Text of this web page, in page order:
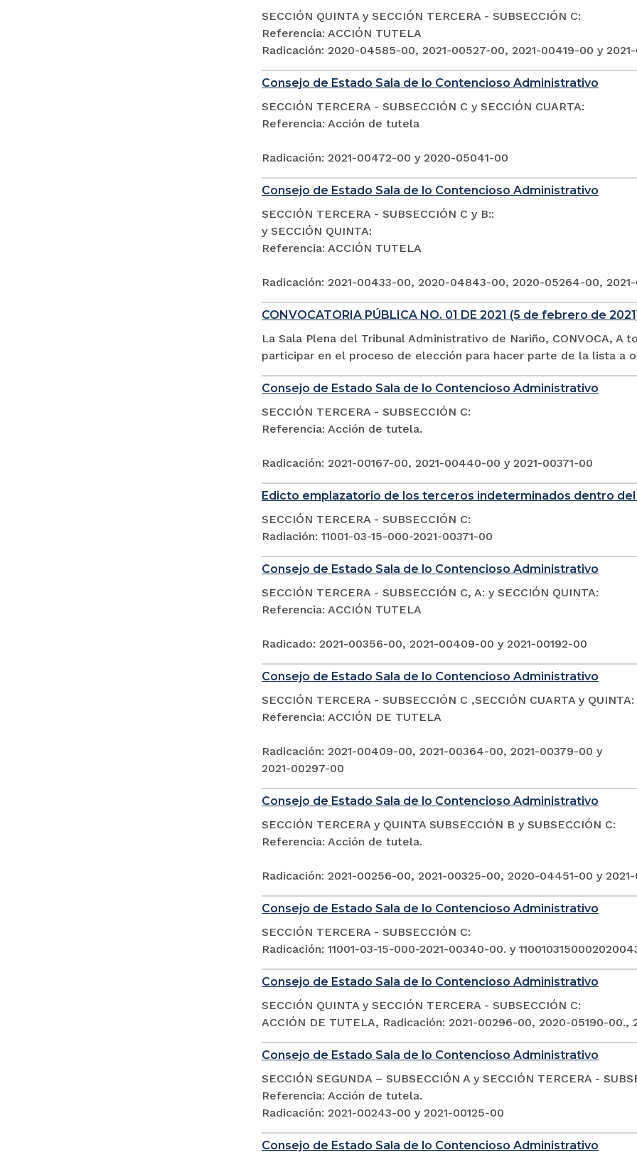
SECCIÓN QUINTA y SECCIÓN TERCERA - SUBSECCIÓN C:
Referencia: ACCIÓN TUTELA
Radicación: 2020-04585-00, 2021-00527-00, 2021-00419-00 y
Consejo de Estado Sala de lo Contencioso Administrativo
SECCIÓN TERCERA - SUBSECCIÓN C y SECCIÓN CUARTA:
Referencia: Acción de tutela
Radicación: 2021-00472-00 y 2020-05041-00
Consejo de Estado Sala de lo Contencioso Administrativo
SECCIÓN TERCERA - SUBSECCIÓN C y B::
y SECCIÓN QUINTA:
Referencia: ACCIÓN TUTELA
Radicación: 2021-00433-00, 2020-04843-00, 2020-05264-00,
CONVOCATORIA PÚBLICA NO. 01 DE 2021 (5 de febrero de
La Sala Plena del Tribunal Administrativo de Nariño, CONVOCA, A
participar en el proceso de elección para hacer parte de la lista a
Consejo de Estado Sala de lo Contencioso Administrativo
SECCIÓN TERCERA - SUBSECCIÓN C:
Referencia: Acción de tutela.
Radicación: 2021-00167-00, 2021-00440-00 y 2021-00371-00
Edicto emplazatorio de los terceros indeterminados dentro
SECCIÓN TERCERA - SUBSECCIÓN C:
Radiación: 11001-03-15-000-2021-00371-00
Consejo de Estado Sala de lo Contencioso Administrativo
SECCIÓN TERCERA - SUBSECCIÓN C, A: y SECCIÓN QUINTA:
Referencia: ACCIÓN TUTELA
Radicado: 2021-00356-00, 2021-00409-00 y 2021-00192-00
Consejo de Estado Sala de lo Contencioso Administrativo
SECCIÓN TERCERA - SUBSECCIÓN C ,SECCIÓN CUARTA y QUINTA:
Referencia: ACCIÓN DE TUTELA
Radicación: 2021-00409-00, 2021-00364-00, 2021-00379-00 y
2021-00297-00
Consejo de Estado Sala de lo Contencioso Administrativo
SECCIÓN TERCERA y QUINTA SUBSECCIÓN B y SUBSECCIÓN C:
Referencia: Acción de tutela.
Radicación: 2021-00256-00, 2021-00325-00, 2020-04451-00 y
Consejo de Estado Sala de lo Contencioso Administrativo
SECCIÓN TERCERA - SUBSECCIÓN C:
Radicación: 11001-03-15-000-2021-00340-00. y
Consejo de Estado Sala de lo Contencioso Administrativo
SECCIÓN QUINTA y SECCIÓN TERCERA - SUBSECCIÓN C:
ACCIÓN DE TUTELA, Radicación: 2021-00296-00, 2020-05190-
Consejo de Estado Sala de lo Contencioso Administrativo
SECCIÓN SEGUNDA – SUBSECCIÓN A y SECCIÓN TERCERA -
Referencia: Acción de tutela.
Radicación: 2021-00243-00 y 2021-00125-00
Consejo de Estado Sala de lo Contencioso Administrativo